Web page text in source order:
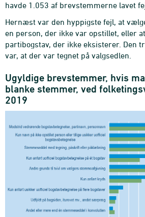
havde 1.053 af brevstemmerne lavet
Hernæst var den hyppigste fejl, at
en person, der ikke var opstillet, eller
partibogstav, der ikke eksisterer. Den
var, at der var tegnet på valgsedlen.
Ugyldige brevstemmer, hvis
blanke stemmer, ved
2019